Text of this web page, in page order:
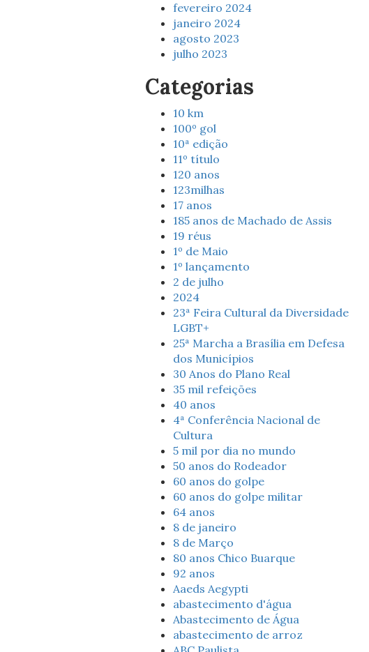
fevereiro 2024
janeiro 2024
agosto 2023
julho 2023
Categorias
10 km
100º gol
10ª edição
11º título
120 anos
123milhas
17 anos
185 anos de Machado de Assis
19 réus
1º de Maio
1º lançamento
2 de julho
2024
23ª Feira Cultural da Diversidade
LGBT+
25ª Marcha a Brasília em Defesa
dos Municípios
30 Anos do Plano Real
35 mil refeições
40 anos
4ª Conferência Nacional de
Cultura
5 mil por dia no mundo
50 anos do Rodeador
60 anos do golpe
60 anos do golpe militar
64 anos
8 de janeiro
8 de Março
80 anos Chico Buarque
92 anos
Aaeds Aegypti
abastecimento d'água
Abastecimento de Água
abastecimento de arroz